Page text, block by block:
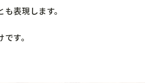
表現します。
す。